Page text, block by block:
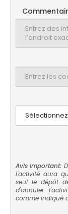
Avis important:
l'activité aura
seul le dépôt
d'annuler
comme indiqué